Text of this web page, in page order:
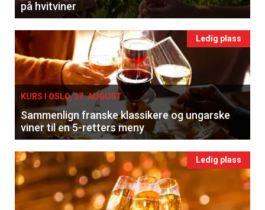
på hvitviner
Ledig plass
KURS I OSLO, 27. AUGUST
Sammenlign franske klassikere og ungarske
viner til en 5-retters meny
Ledig plass